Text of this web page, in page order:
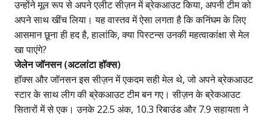
उन्होंने मूल रूप से अपने एलीट सीज़न में ब्रेकआउट किया, अपनी टीम को
अपने साथ खींच लिया। यह वास्तव में ऐसा लगता है कि कनिंघम के लिए
आसमान छूना ही हद है, हालांकि, क्या पिस्टन्स उनकी महत्वाकांक्षा से मेल
खा पाएंगे?
जेलेन जॉनसन (अटलांटा हॉक्स)
हॉक्स और जॉनसन इस सीज़न में एकदम सही मेल थे, जो अपने ब्रेकआउट
स्टार के साथ लीग की ब्रेकआउट टीम बन गए। सीज़न के ब्रेकआउट
सितारों में से एक। उनके 22.5 अंक, 10.3 रिबाउंड और 7.9 सहायता ने